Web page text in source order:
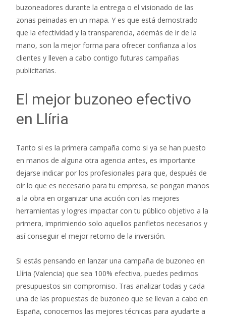
buzoneadores durante la entrega o el visionado de las
zonas peinadas en un mapa. Y es que está demostrado
que la efectividad y la transparencia, además de ir de la
mano, son la mejor forma para ofrecer confianza a los
clientes y lleven a cabo contigo futuras campañas
publicitarias.
El mejor buzoneo efectivo
en Llíria
Tanto si es la primera campaña como si ya se han puesto
en manos de alguna otra agencia antes, es importante
dejarse indicar por los profesionales para que, después de
oír lo que es necesario para tu empresa, se pongan manos
a la obra en organizar una acción con las mejores
herramientas y logres impactar con tu público objetivo a la
primera, imprimiendo solo aquellos panfletos necesarios y
así conseguir el mejor retorno de la inversión.
Si estás pensando en lanzar una campaña de buzoneo en
Llíria (Valencia) que sea 100% efectiva, puedes pedirnos
presupuestos sin compromiso. Tras analizar todas y cada
una de las propuestas de buzoneo que se llevan a cabo en
España, conocemos las mejores técnicas para ayudarte a